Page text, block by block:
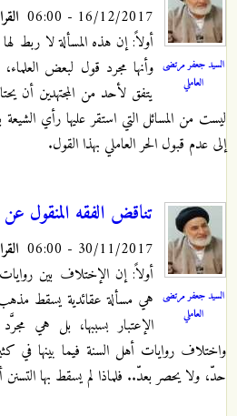
السيد جعفر مرتضى
العاملي
16/12/2017 - 06:00
أولاً: إن هذه المسألة لا ربط
وأنها مجرد قول لبعض
يتفق لأحد من المجتهدين أن
ليست من المسائل التي استقر عليها رأي
إلى عدم قبول الحر العاملي بهذا القول.
السيد جعفر مرتضى
العاملي
تناقض الفقه المنقول
30/11/2017 - 06:00
أولاً: إن الإختلاف بين
هي مسألة عقائدية يسقط
الإعتبار بسببها، بل هي
واختلاف روايات أهل السنة فيما بينها في
حدّ، ولا يحصر بعدّ.. فلماذا لم يسقط بها التسنن